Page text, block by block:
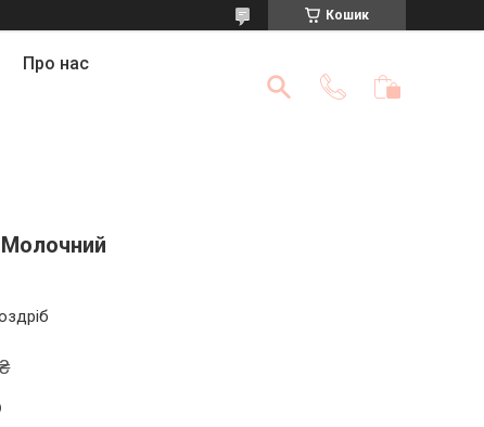
Кошик
Про нас